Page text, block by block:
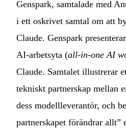
Genspark, samtalade med
i ett oskrivet samtal om att
Claude. Genspark
AI-arbetsyta (all-in-one AI
Claude. Samtalet illustrerar
tekniskt partnerskap mellan
dess modellleverantör, och
partnerskapet förändrar